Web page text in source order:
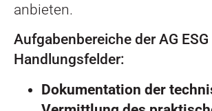
anbieten.
Aufgabenbereiche der AG
Handlungsfelder:
Dokumentation der